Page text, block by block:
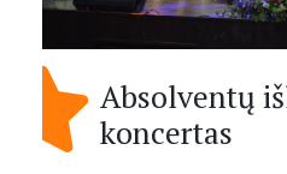
Absolventų
koncertas